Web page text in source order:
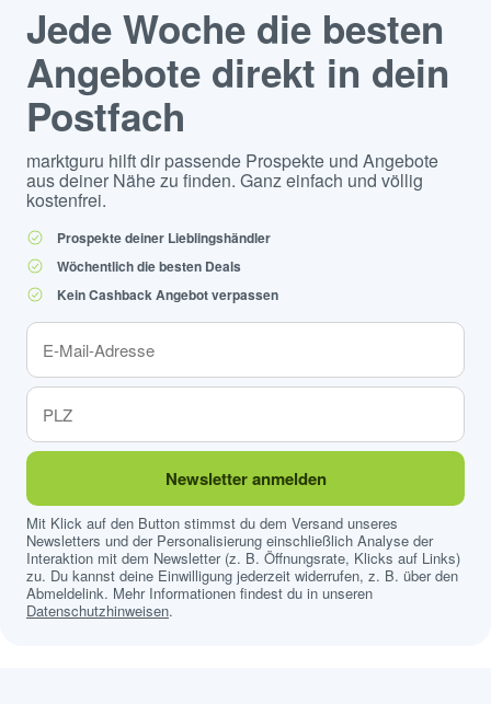
Jede Woche die besten
Angebote direkt in dein
Postfach
marktguru hilft dir passende Prospekte und Angebote
aus deiner Nähe zu finden. Ganz einfach und völlig
kostenfrei.
Prospekte deiner Lieblingshändler
Wöchentlich die besten Deals
Kein Cashback Angebot verpassen
Newsletter anmelden
Mit Klick auf den Button stimmst du dem Versand unseres
Newsletters und der Personalisierung einschließlich Analyse der
Interaktion mit dem Newsletter (z. B. Öffnungsrate, Klicks auf Links)
zu. Du kannst deine Einwilligung jederzeit widerrufen, z. B. über den
Abmeldelink. Mehr Informationen findest du in unseren
Datenschutzhinweisen.